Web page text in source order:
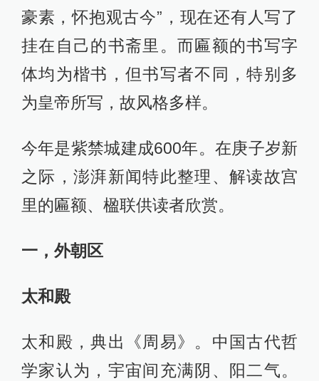
豪素，怀抱观古今”，现在还有人写了
挂在自己的书斋里。而匾额的书写字
体均为楷书，但书写者不同，特别多
为皇帝所写，故风格多样。
今年是紫禁城建成600年。在庚子岁新
之际，澎湃新闻特此整理、解读故宫
里的匾额、楹联供读者欣赏。
一，外朝区
太和殿
太和殿，典出《周易》。中国古代哲
学家认为，宇宙间充满阴、阳二气。